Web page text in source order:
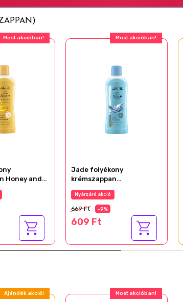
Most akcióban!
Honey and
Most akcióban!
Jade folyékony
krémszappan
Ocean1000ml
Nyárzáró akció
669 Ft -9%
609 Ft
Ajándék akció! Most akcióban!